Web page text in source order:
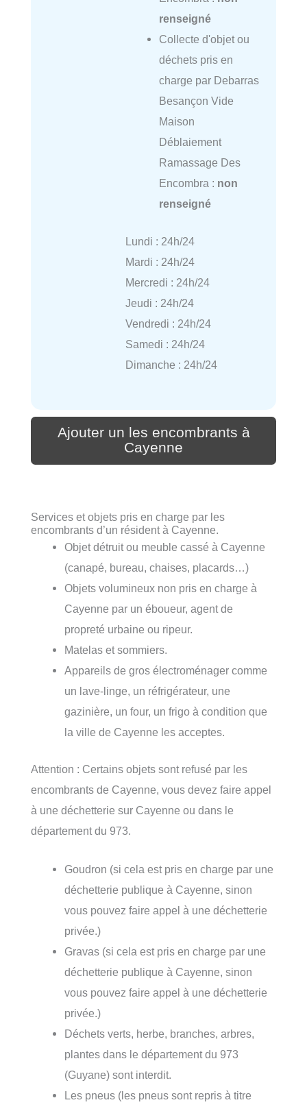
renseigné
Collecte d'objet ou
déchets pris en
charge par Debarras
Besançon Vide
Maison
Déblaiement
Ramassage Des
Encombra : non
renseigné
Lundi : 24h/24
Mardi : 24h/24
Mercredi : 24h/24
Jeudi : 24h/24
Vendredi : 24h/24
Samedi : 24h/24
Dimanche : 24h/24
Ajouter un les encombrants à
Cayenne
Services et objets pris en charge par les
encombrants d’un résident à Cayenne.
Objet détruit ou meuble cassé à Cayenne
(canapé, bureau, chaises, placards…)
Objets volumineux non pris en charge à
Cayenne par un éboueur, agent de
propreté urbaine ou ripeur.
Matelas et sommiers.
Appareils de gros électroménager comme
un lave-linge, un réfrigérateur, une
gazinière, un four, un frigo à condition que
la ville de Cayenne les acceptes.
Attention : Certains objets sont refusé par les
encombrants de Cayenne, vous devez faire appel
à une déchetterie sur Cayenne ou dans le
département du 973.
Goudron (si cela est pris en charge par une
déchetterie publique à Cayenne, sinon
vous pouvez faire appel à une déchetterie
privée.)
Gravas (si cela est pris en charge par une
déchetterie publique à Cayenne, sinon
vous pouvez faire appel à une déchetterie
privée.)
Déchets verts, herbe, branches, arbres,
plantes dans le département du 973
(Guyane) sont interdit.
Les pneus (les pneus sont repris à titre